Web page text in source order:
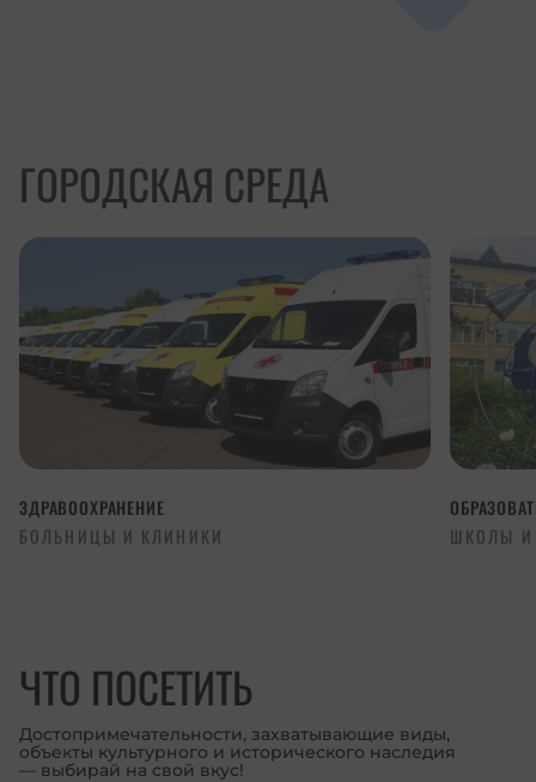
ГОРОДСКАЯ СРЕДА
ЗДРАВООХРАНЕНИЕ
БОЛЬНИЦЫ И КЛИНИКИ
ШКОЛЫ И
ЧТО ПОСЕТИТЬ
Достопримечательности, захватывающие виды,
объекты культурного и исторического наследия
— выбирай на свой вкус!